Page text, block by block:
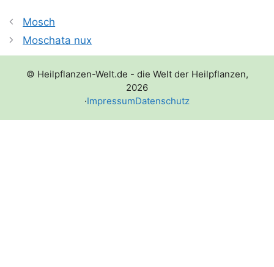
Mosch
Moschata nux
© Heilpflanzen-Welt.de - die Welt der Heilpflanzen,
2026
·ImpressumDatenschutz